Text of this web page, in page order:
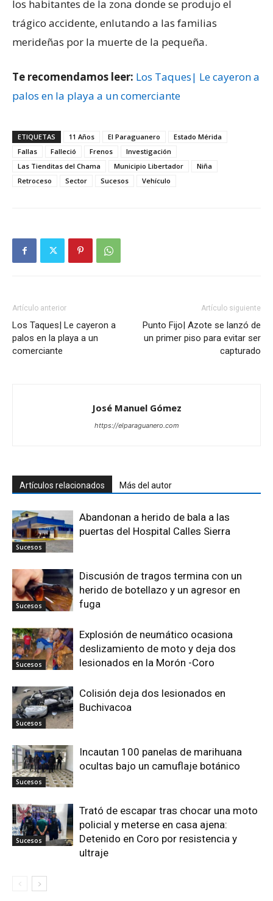
los habitantes de la zona donde se produjo el
trágico accidente, enlutando a las familias
merideñas por la muerte de la pequeña.
Te recomendamos leer: Los Taques| Le cayeron a
palos en la playa a un comerciante
ETIQUETAS 11 Años El Paraguanero
Estado Mérida
Fallas
Falleció Frenos
Investigación
Las Tienditas del Chama
Municipio Libertador
Niña
Retroceso
Sector Sucesos Vehículo
Artículo anterior
Los Taques| Le cayeron a
palos en la playa a un
comerciante
Artículo siguiente
Punto Fijo| Azote se lanzó de
un primer piso para evitar ser
capturado
José Manuel Gómez
https://elparaguanero.com
Artículos relacionados Más del autor
Sucesos
Abandonan a herido de bala a las
puertas del Hospital Calles Sierra
Sucesos
Discusión de tragos termina con un
herido de botellazo y un agresor en
fuga
Sucesos
Explosión de neumático ocasiona
deslizamiento de moto y deja dos
lesionados en la Morón -Coro
Sucesos
Colisión deja dos lesionados en
Buchivacoa
Sucesos
Incautan 100 panelas de marihuana
ocultas bajo un camuflaje botánico
Sucesos
Trató de escapar tras chocar una moto
policial y meterse en casa ajena:
Detenido en Coro por resistencia y
ultraje